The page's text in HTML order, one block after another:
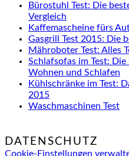
Bürostuhl Test: Die
Vergleich
Kaffemascheine fürs
Gasgrill Test 2015: Die
Mähroboter Test: Alles
Schlafsofas im Test:
Wohnen und Schlafen
Kühlschränke im Test:
2015
Waschmaschinen Test
DATENSCHUTZ
Cookie-Einstellungen